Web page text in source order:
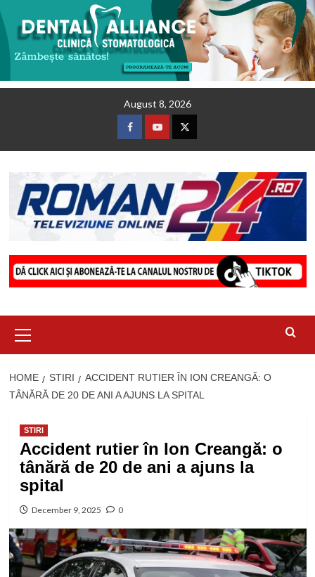
August 8, 2026
FacebookYoutubeTwitter
Menu
HOME STIRI
ACCIDENT RUTIER ÎN ION CREANGĂ: O
TÂNĂRĂ DE 20 DE ANI A AJUNS LA SPITAL
STIRI
Accident rutier în Ion Creangă: o
tânără de 20 de ani a ajuns la
spital
December 9, 2025 0